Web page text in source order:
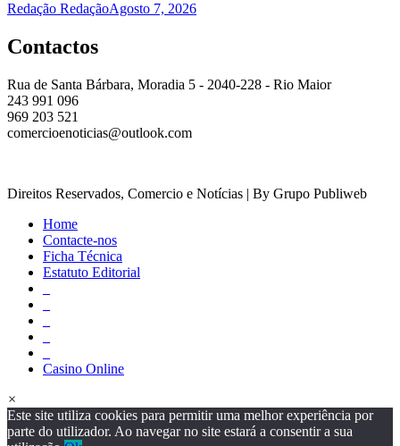
Redação RedaçãoAgosto 7, 2026
Contactos
Rua de Santa Bárbara, Moradia 5 - 2040-228 - Rio Maior
243 991 096
969 203 521
comercioenoticias@outlook.com
Direitos Reservados, Comercio e Notícias | By Grupo Publiweb
Home
Contacte-nos
Ficha Técnica
Estatuto Editorial
Casino Online
×
Este site utiliza cookies para permitir uma melhor experiência por
parte do utilizador. Ao navegar no site estará a consentir a sua